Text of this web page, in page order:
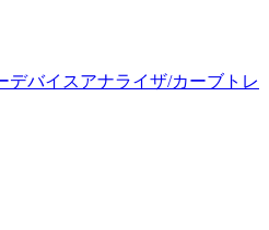
デバイスアナライザ/カーブトレ